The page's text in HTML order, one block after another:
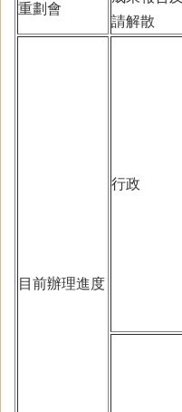
重劃會
請解散
目前辦理進度
行政